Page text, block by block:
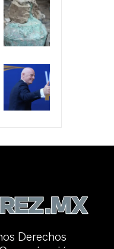
Derechos